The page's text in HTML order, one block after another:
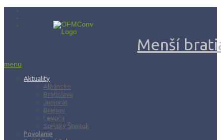
Menší
menu
Aktuality
Albánsko
Bratislava
Juniorát
Brehov
Levoča
Spišský Štvrtok
Povolanie